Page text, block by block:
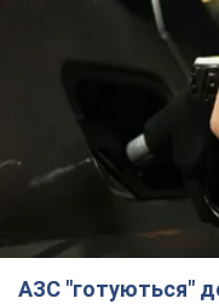
АЗС "готуються"